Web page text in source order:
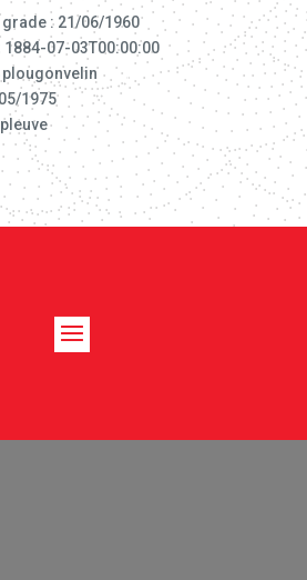
grade : 21/06/1960
1884-07-03T00:00:00
plougonvelin
1975